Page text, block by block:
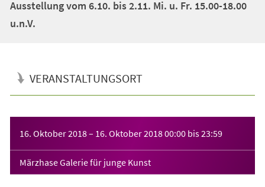
Ausstellung vom 6.10. bis 2.11. Mi. u. Fr. 15.00-18.00
u.n.V.
VERANSTALTUNGSORT
16. Oktober 2018– 16. Oktober 201800:00 bis23:59
Märzhase Galerie für junge Kunst